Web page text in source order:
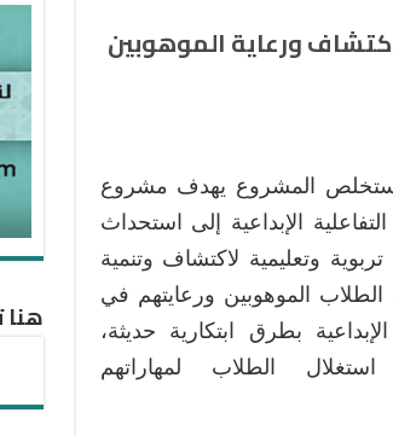
ورعاية الموهوبين
مستخلص المشروع يهدف مشروع
التفاعلية الإبداعية إلى استحداث
تربوية وتعليمية لاكتشاف وتنمية
الطلاب الموهوبين ورعايتهم في
الإبداعية بطرق ابتكارية حديثة،
الطلاب لمهاراتهم
هنا